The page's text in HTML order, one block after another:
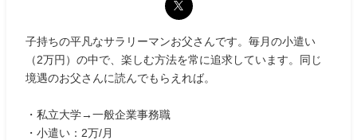
子持ちの平凡なサラリーマンお父さんです。毎月の小遣い
（2万円）の中で、楽しむ方法を常に追求しています。同じ
境遇のお父さんに読んでもらえれば。
・私立大学→一般企業事務職
・小遣い：2万/月